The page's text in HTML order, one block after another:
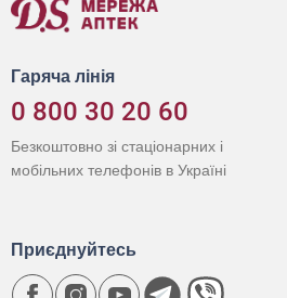
Гаряча лінія
0 800 30 20 60
Безкоштовно зі стаціонарних і
мобільних телефонів в Україні
Приєднуйтесь